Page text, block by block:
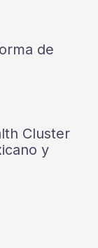
de
Cluster
y